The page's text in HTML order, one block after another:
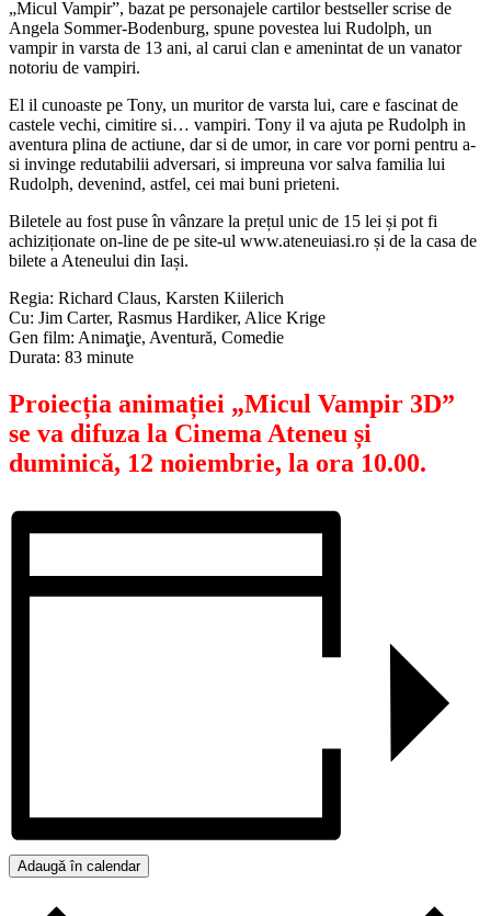
„Micul Vampir”, bazat pe personajele cartilor bestseller scrise de
Angela Sommer-Bodenburg, spune povestea lui Rudolph, un
vampir in varsta de 13 ani, al carui clan e amenintat de un vanator
notoriu de vampiri.
El il cunoaste pe Tony, un muritor de varsta lui, care e fascinat de
castele vechi, cimitire si… vampiri. Tony il va ajuta pe Rudolph in
aventura plina de actiune, dar si de umor, in care vor porni pentru a-
si invinge redutabilii adversari, si impreuna vor salva familia lui
Rudolph, devenind, astfel, cei mai buni prieteni.
Biletele au fost puse în vânzare la prețul unic de 15 lei și pot fi
achiziționate on-line de pe site-ul www.ateneuiasi.ro și de la casa de
bilete a Ateneului din Iași.
Regia: Richard Claus, Karsten Kiilerich
Cu: Jim Carter, Rasmus Hardiker, Alice Krige
Gen film: Animaţie, Aventură, Comedie
Durata: 83 minute
Proiecția animației „Micul Vampir 3D”
se va difuza la Cinema Ateneu și
duminică, 12 noiembrie, la ora 10.00.
Adaugă în calendar